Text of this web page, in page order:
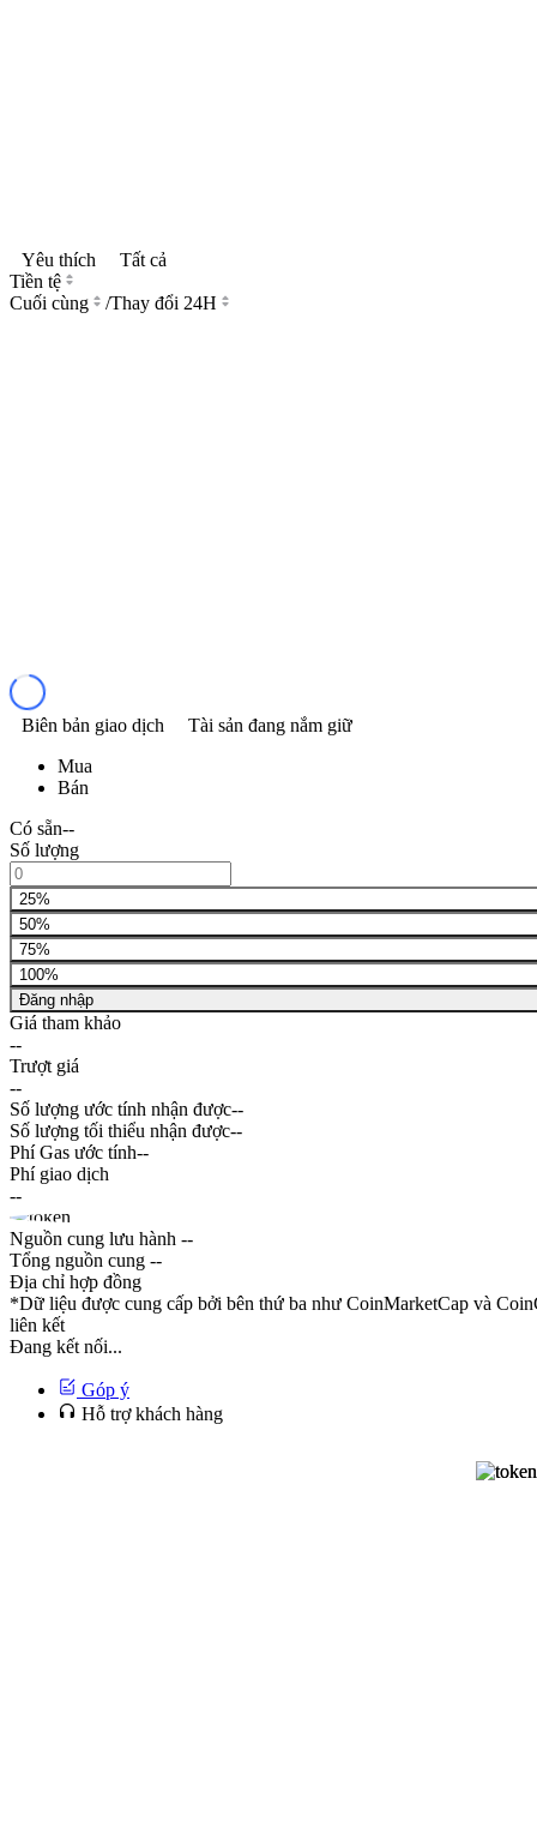
Yêu thích
Tất cả
Tiền tệ
Cuối cùng
/Thay đổi 24H
Biên bản giao dịch
Tài sản đang nắm giữ
Mua
Bán
Có sẵn--
Số lượng
25%
50%
75%
100%
Đăng nhập
Giá tham khảo
--
Trượt giá
--
Số lượng ước tính nhận được--
Số lượng tối thiểu nhận được--
Phí Gas ước tính--
Phí giao dịch
--
Nguồn cung lưu hành --
Tổng nguồn cung --
Địa chỉ hợp đồng
*Dữ liệu được cung cấp bởi bên thứ ba như CoinMarketCap và
liên kết
Đang kết nối...
Góp ý
Hỗ trợ khách hàng